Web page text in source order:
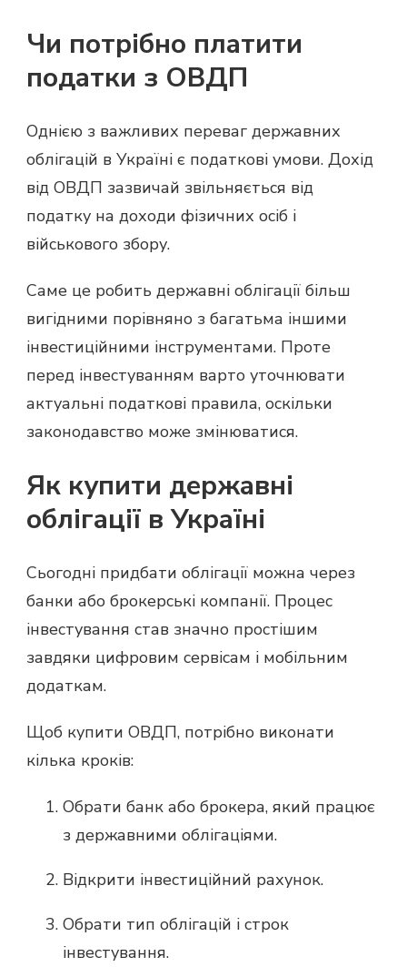
Чи потрібно платити
податки з ОВДП
Однією з важливих переваг державних
облігацій в Україні є податкові умови. Дохід
від ОВДП зазвичай звільняється від
податку на доходи фізичних осіб і
військового збору.
Саме це робить державні облігації більш
вигідними порівняно з багатьма іншими
інвестиційними інструментами. Проте
перед інвестуванням варто уточнювати
актуальні податкові правила, оскільки
законодавство може змінюватися.
Як купити державні
облігації в Україні
Сьогодні придбати облігації можна через
банки або брокерські компанії. Процес
інвестування став значно простішим
завдяки цифровим сервісам і мобільним
додаткам.
Щоб купити ОВДП, потрібно виконати
кілька кроків:
Обрати банк або брокера, який працює
з державними облігаціями.
Відкрити інвестиційний рахунок.
Обрати тип облігацій і строк
інвестування.